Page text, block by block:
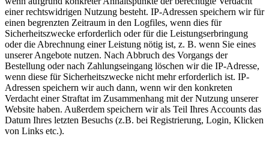
einer rechtswidrigen Nutzung besteht. IP-Adressen speichern wir für
einen begrenzten Zeitraum in den Logfiles, wenn dies für
Sicherheitszwecke erforderlich oder für die Leistungserbringung
oder die Abrechnung einer Leistung nötig ist, z. B. wenn Sie eines
unserer Angebote nutzen. Nach Abbruch des Vorgangs der
Bestellung oder nach Zahlungseingang löschen wir die IP-Adresse,
wenn diese für Sicherheitszwecke nicht mehr erforderlich ist. IP-
Adressen speichern wir auch dann, wenn wir den konkreten
Verdacht einer Straftat im Zusammenhang mit der Nutzung unserer
Website haben. Außerdem speichern wir als Teil Ihres Accounts das
Datum Ihres letzten Besuchs (z.B. bei Registrierung, Login, Klicken
von Links etc.).